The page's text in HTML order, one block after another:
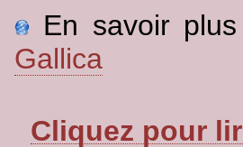
En savoir
Gallica
Cliquez pour